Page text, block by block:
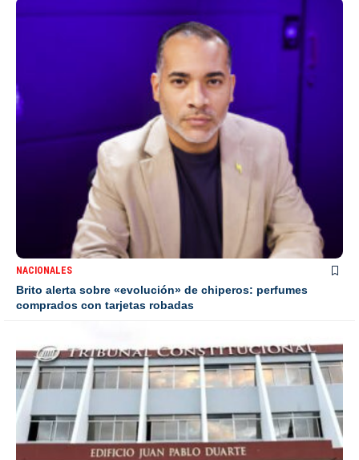
NACIONALES
Brito alerta sobre «evolución» de chiperos: perfumes
comprados con tarjetas robadas